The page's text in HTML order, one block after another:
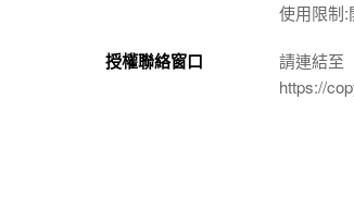
使用限制:
授權聯絡窗口
請連結至
https://